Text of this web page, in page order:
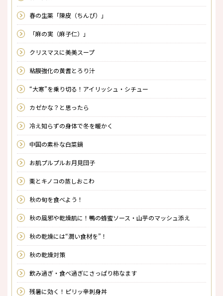
春の生薬「陳皮（ちんぴ）」
「麻の実（麻子仁）」
クリスマスに美美スープ
粘膜強化の黄耆とろり汁
“大寒”を乗り切る！アイリッシュ・シチュー
カゼかな？と思ったら
冷え知らずの身体で冬を暖かく
中国の素朴な白菜鍋
お肌プルプルお月見団子
栗とキノコの蒸しおこわ
秋の旬を食べよう！
秋の風邪や乾燥肌に！鴨の蜂蜜ソース・山芋のマッシュ添え
秋の乾燥には“潤い食材を”！
秋の乾燥対策
飲み過ぎ・食べ過ぎにさっぱり柿なます
残暑に効く！ピリッ辛刺身丼